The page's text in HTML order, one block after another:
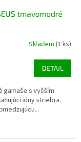
tmavomodré
Skladem (1 ks)
DETAIL
gamaše s vyšším
ióny striebra.